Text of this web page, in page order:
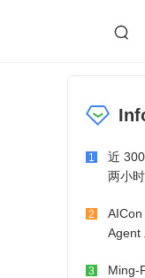

微服务架构
1
近
两小
2
Agent
3
Ming-